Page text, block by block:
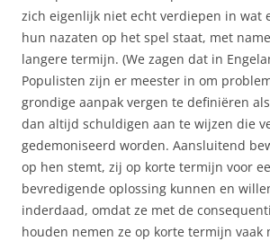
zich eigenlijk niet echt verdiepen in wat
hun nazaten op het spel staat, met
langere termijn. (We zagen dat in
Populisten zijn er meester in om
grondige aanpak vergen te definiëren
dan altijd schuldigen aan te wijzen die
gedemoniseerd worden. Aansluitend
op hen stemt, zij op korte termijn voor
bevredigende oplossing kunnen en
inderdaad, omdat ze met de
houden nemen ze op korte termijn vaak